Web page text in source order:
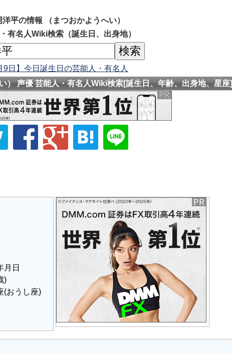
洋平の情報 （まつおかようへい）
有名人Wiki検索（誕生日、出身地）
9日】今日誕生日の芸能人・有名人
） 声優 芸能人・有名人Wiki検索[誕生日、年齢、出身地、星座]
月日
)
(おうし座)